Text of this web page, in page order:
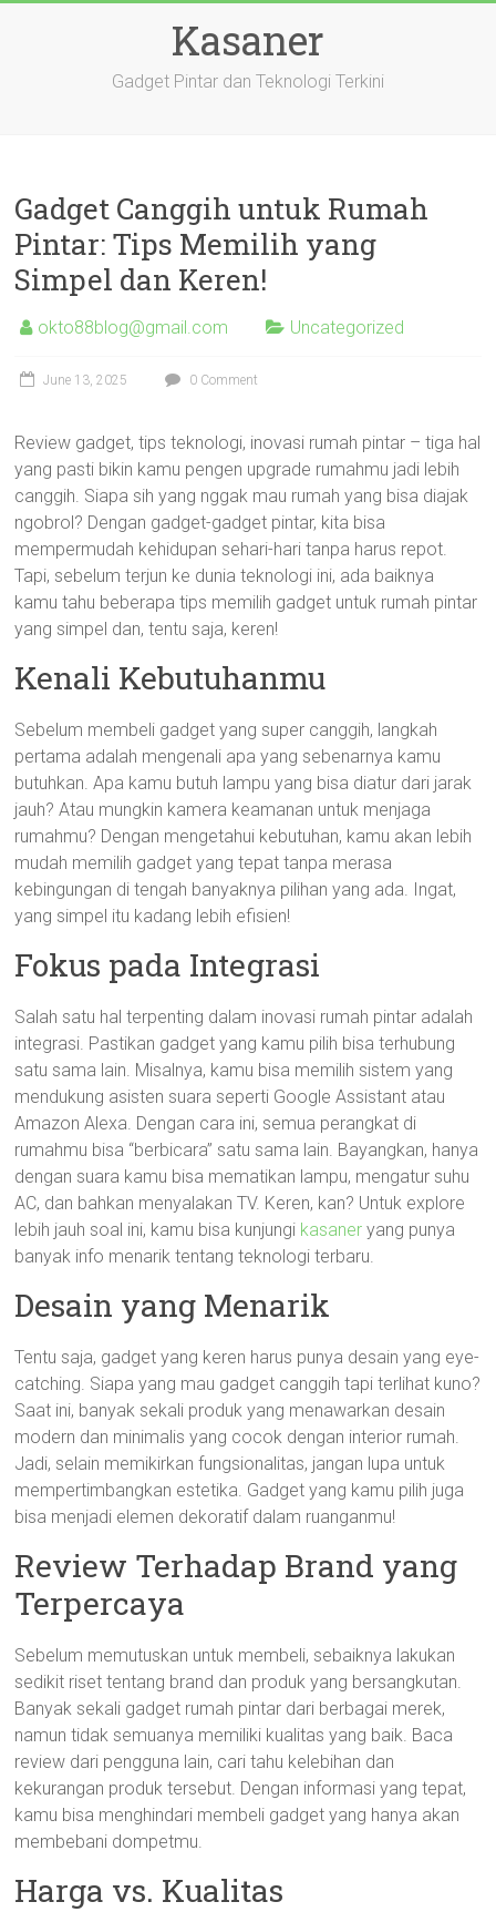
Kasaner
Gadget Pintar dan Teknologi Terkini
Gadget Canggih untuk Rumah
Pintar: Tips Memilih yang
Simpel dan Keren!
okto88blog@gmail.com Uncategorized
June 13, 2025 0 Comment
Review gadget, tips teknologi, inovasi rumah pintar – tiga hal
yang pasti bikin kamu pengen upgrade rumahmu jadi lebih
canggih. Siapa sih yang nggak mau rumah yang bisa diajak
ngobrol? Dengan gadget-gadget pintar, kita bisa
mempermudah kehidupan sehari-hari tanpa harus repot.
Tapi, sebelum terjun ke dunia teknologi ini, ada baiknya
kamu tahu beberapa tips memilih gadget untuk rumah pintar
yang simpel dan, tentu saja, keren!
Kenali Kebutuhanmu
Sebelum membeli gadget yang super canggih, langkah
pertama adalah mengenali apa yang sebenarnya kamu
butuhkan. Apa kamu butuh lampu yang bisa diatur dari jarak
jauh? Atau mungkin kamera keamanan untuk menjaga
rumahmu? Dengan mengetahui kebutuhan, kamu akan lebih
mudah memilih gadget yang tepat tanpa merasa
kebingungan di tengah banyaknya pilihan yang ada. Ingat,
yang simpel itu kadang lebih efisien!
Fokus pada Integrasi
Salah satu hal terpenting dalam inovasi rumah pintar adalah
integrasi. Pastikan gadget yang kamu pilih bisa terhubung
satu sama lain. Misalnya, kamu bisa memilih sistem yang
mendukung asisten suara seperti Google Assistant atau
Amazon Alexa. Dengan cara ini, semua perangkat di
rumahmu bisa “berbicara” satu sama lain. Bayangkan, hanya
dengan suara kamu bisa mematikan lampu, mengatur suhu
AC, dan bahkan menyalakan TV. Keren, kan? Untuk explore
lebih jauh soal ini, kamu bisa kunjungi kasaner yang punya
banyak info menarik tentang teknologi terbaru.
Desain yang Menarik
Tentu saja, gadget yang keren harus punya desain yang eye-
catching. Siapa yang mau gadget canggih tapi terlihat kuno?
Saat ini, banyak sekali produk yang menawarkan desain
modern dan minimalis yang cocok dengan interior rumah.
Jadi, selain memikirkan fungsionalitas, jangan lupa untuk
mempertimbangkan estetika. Gadget yang kamu pilih juga
bisa menjadi elemen dekoratif dalam ruanganmu!
Review Terhadap Brand yang
Terpercaya
Sebelum memutuskan untuk membeli, sebaiknya lakukan
sedikit riset tentang brand dan produk yang bersangkutan.
Banyak sekali gadget rumah pintar dari berbagai merek,
namun tidak semuanya memiliki kualitas yang baik. Baca
review dari pengguna lain, cari tahu kelebihan dan
kekurangan produk tersebut. Dengan informasi yang tepat,
kamu bisa menghindari membeli gadget yang hanya akan
membebani dompetmu.
Harga vs. Kualitas